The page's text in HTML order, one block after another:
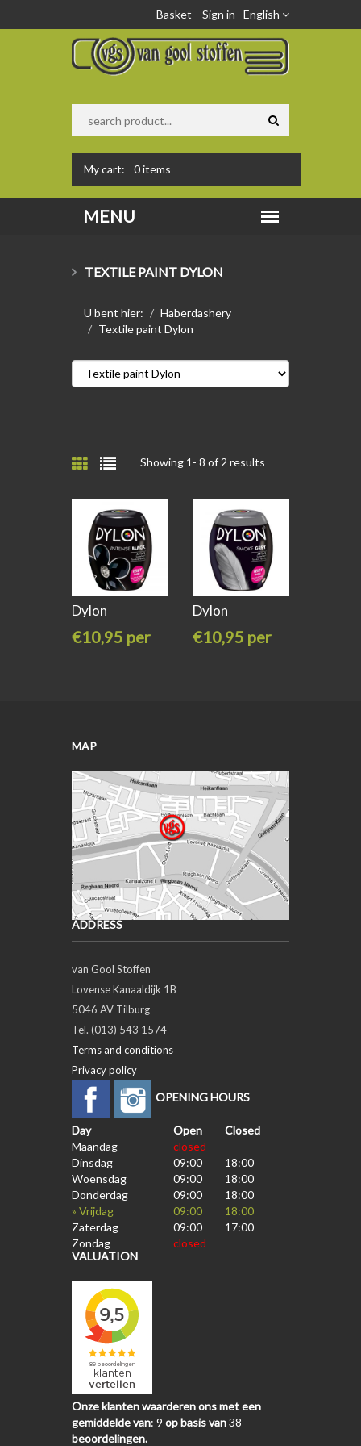
English
Basket Sign in
My cart: 0items
TEXTILE PAINT DYLON
U bent hier:
Haberdashery
Textile paint Dylon
Showing 1- 8 of 2 results
Dylon
PODS
€10,95 per
Dylon
PODS
€10,95 per
MAP
ADDRESS
van Gool Stoffen
Lovense Kanaaldijk 1B
5046 AV Tilburg
Tel. (013) 543 1574
Terms and conditions
Privacy policy
OPENING HOURS
Day Open
Closed
Maandag
closed
Dinsdag
09:00
18:00
Woensdag
09:00
18:00
Donderdag
09:00
18:00
» Vrijdag
09:00
18:00
Zaterdag
09:00
17:00
Zondag
closed
VALUATION
Onze klanten waarderen ons met een
gemiddelde van: 9 op basis van38
beoordelingen.